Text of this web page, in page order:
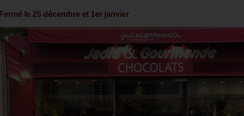
Fermé le 25 décembre et 1er janvier